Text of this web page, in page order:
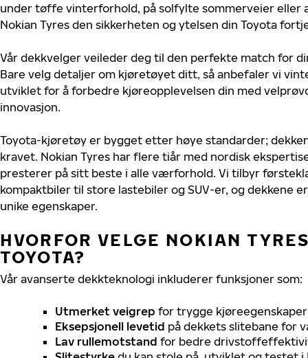
under tøffe vinterforhold, på solfylte sommerveier eller
Nokian Tyres den sikkerheten og ytelsen din Toyota
Vår dekkvelger veileder deg til den perfekte match for
Bare velg detaljer om kjøretøyet ditt, så anbefaler vi
utviklet for å forbedre kjøreopplevelsen din med
innovasjon.
Toyota-kjøretøy er bygget etter høye standarder;
kravet. Nokian Tyres har flere tiår med nordisk
presterer på sitt beste i alle værforhold. Vi tilbyr
kompaktbiler til store lastebiler og SUV-er, og dekkene
unike egenskaper.
HVORFOR VELGE NOKIAN
TOYOTA?
Vår avanserte dekkteknologi inkluderer funksjoner som:
Utmerket veigrep for trygge
Eksepsjonell levetid på dekkets slitebane for
Lav rullemotstand for bedre